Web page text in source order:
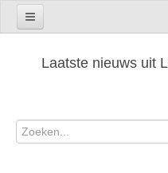
Laatste nieuws uit